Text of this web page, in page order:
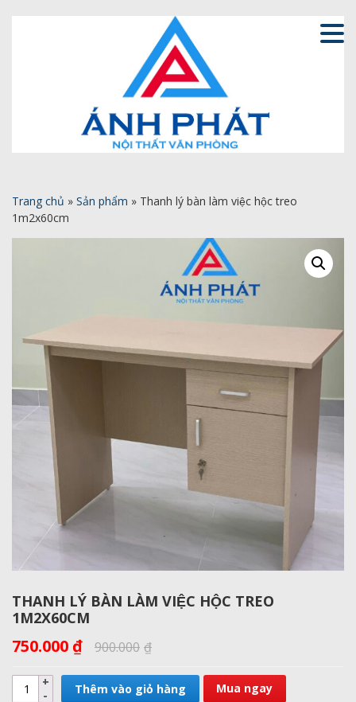
Trang chủ » Sản phẩm » Thanh lý bàn làm việc hộc treo
1m2x60cm
THANH LÝ BÀN LÀM VIỆC HỘC TREO
1M2X60CM
750.000 ₫ 900.000 ₫
Thêm vào giỏ hàng Mua ngay